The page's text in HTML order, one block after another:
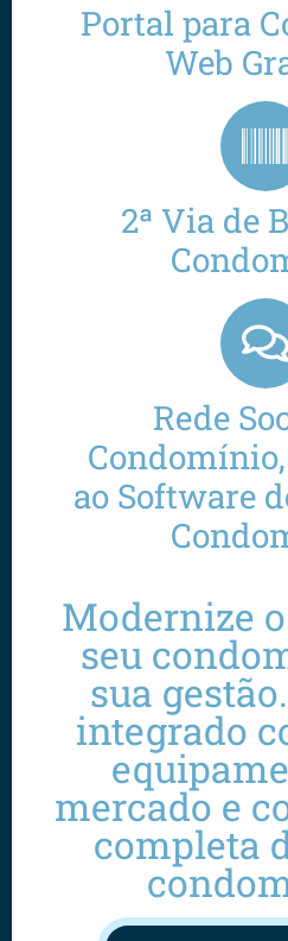
Portal para
Web
2ª Via de
Rede
ao Software
Modernize
seu
sua
integrado
mercado e
completa